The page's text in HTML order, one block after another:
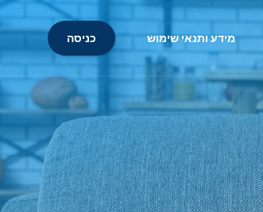
מידע ותנאי שימוש כניסה